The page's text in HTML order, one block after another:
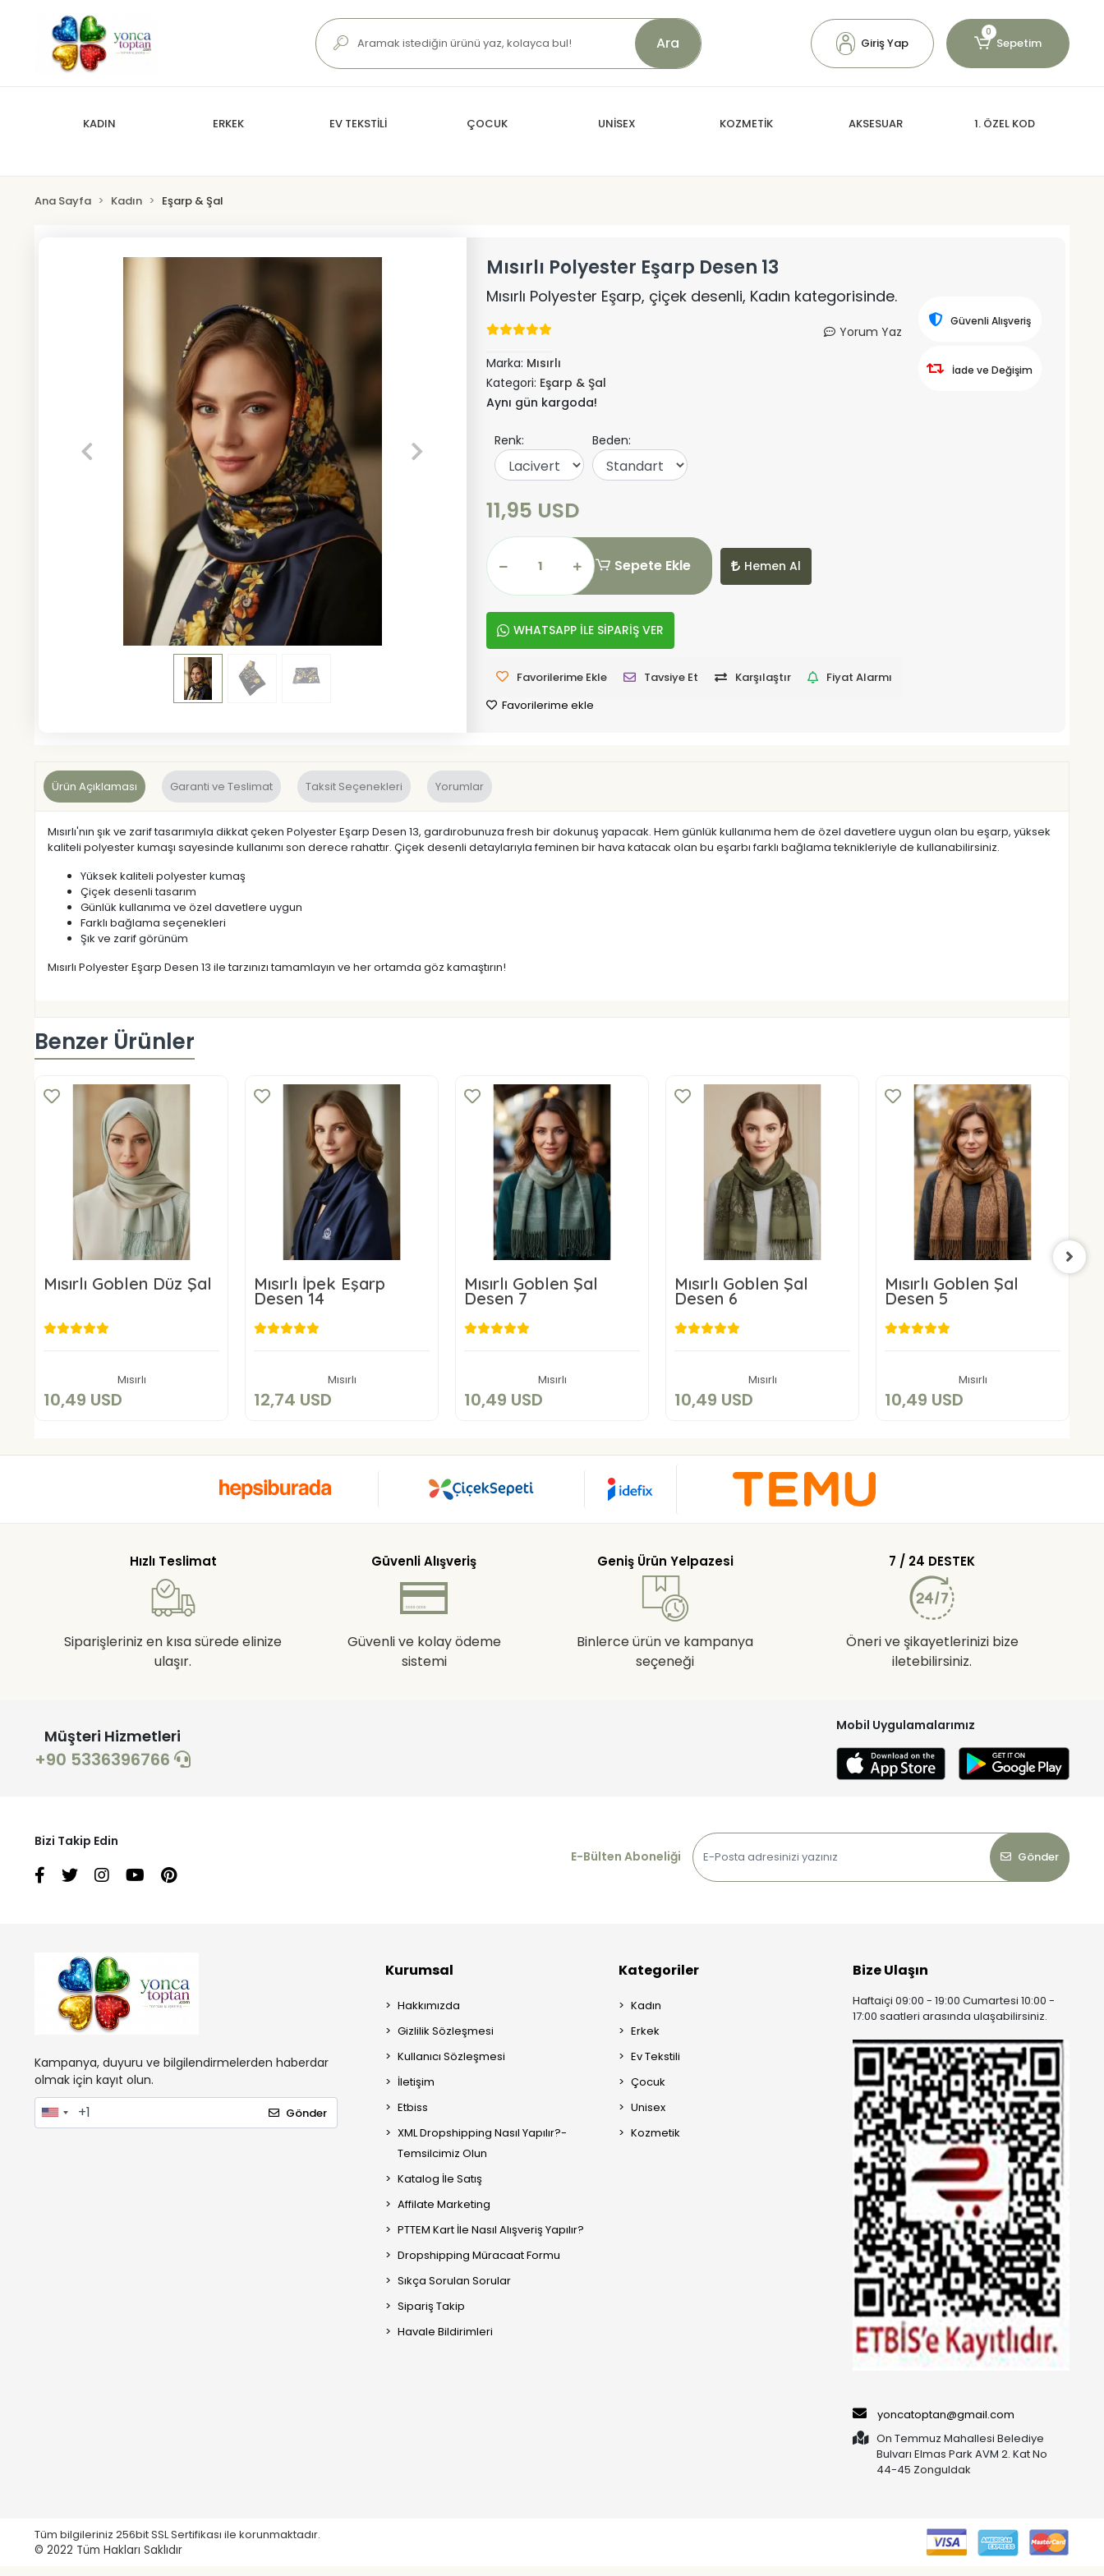
Ara Giriş Yap
0
Sepetim
KADIN ERKEK EV TEKSTİLİ ÇOCUK UNİSEX KOZMETİK AKSESUAR 1. ÖZEL KOD
Ana Sayfa Kadın Eşarp & Şal
Mısırlı Polyester Eşarp Desen 13
Mısırlı Polyester Eşarp, çiçek desenli, Kadın kategorisinde.
Yorum Yaz
Marka: Mısırlı
Kategori: Eşarp & Şal
Aynı gün kargoda!
Renk: Beden:
11,95 USD
Sepete Ekle Hemen Al
WHATSAPP İLE SİPARİŞ VER
Favorilerime Ekle Tavsiye Et Karşılaştır
Fiyat Alarmı
Favorilerime ekle
Güvenli Alışveriş
İade ve Değişim
Ürün Açıklaması Garanti ve Teslimat Taksit Seçenekleri Yorumlar
Mısırlı'nın şık ve zarif tasarımıyla dikkat çeken Polyester Eşarp Desen 13, gardırobunuza fresh bir dokunuş yapacak. Hem günlük kullanıma hem de özel davetlere uygun olan bu eşarp, yüksek
kaliteli polyester kumaşı sayesinde kullanımı son derece rahattır. Çiçek desenli detaylarıyla feminen bir hava katacak olan bu eşarbı farklı bağlama teknikleriyle de kullanabilirsiniz.
Yüksek kaliteli polyester kumaş
Çiçek desenli tasarım
Günlük kullanıma ve özel davetlere uygun
Farklı bağlama seçenekleri
Şık ve zarif görünüm
Mısırlı Polyester Eşarp Desen 13 ile tarzınızı tamamlayın ve her ortamda göz kamaştırın!
Benzer Ürünler
Mısırlı Goblen Düz Şal
Mısırlı
10,49 USD
Sepete Ekle
Mısırlı İpek Eşarp
Desen 14
Mısırlı
12,74 USD
Sepete Ekle
Mısırlı Goblen Şal
Desen 7
Mısırlı
10,49 USD
Sepete Ekle
Mısırlı Goblen Şal
Desen 6
Mısırlı
10,49 USD
Sepete Ekle
Mısırlı Goblen Şal
Desen 5
Mısırlı
10,49 USD
Sepete Ekle
Hızlı Teslimat
Siparişleriniz en kısa sürede elinize
ulaşır.
Güvenli Alışveriş
Güvenli ve kolay ödeme
sistemi
Geniş Ürün Yelpazesi
Binlerce ürün ve kampanya
seçeneği
7 / 24 DESTEK
Öneri ve şikayetlerinizi bize
iletebilirsiniz.
Müşteri Hizmetleri
+90 5336396766
Mobil Uygulamalarımız
Bizi Takip Edin
E-Bülten Aboneliği
Gönder
Kampanya, duyuru ve bilgilendirmelerden haberdar
olmak için kayıt olun.
Gönder
Kurumsal
Hakkımızda
Gizlilik Sözleşmesi
Kullanıcı Sözleşmesi
İletişim
Etbiss
XML Dropshipping Nasıl Yapılır?-
Temsilcimiz Olun
Katalog İle Satış
Affilate Marketing
PTTEM Kart İle Nasıl Alışveriş Yapılır?
Dropshipping Müracaat Formu
Sıkça Sorulan Sorular
Sipariş Takip
Havale Bildirimleri
Kategoriler
Kadın
Erkek
Ev Tekstili
Çocuk
Unisex
Kozmetik
Bize Ulaşın
Haftaiçi 09:00 - 19:00 Cumartesi 10:00 -
17:00 saatleri arasında ulaşabilirsiniz.
yoncatoptan@gmail.com
On Temmuz Mahallesi Belediye
Bulvarı Elmas Park AVM 2. Kat No
44-45 Zonguldak
Tüm bilgileriniz 256bit SSL Sertifikası ile korunmaktadır.
© 2022 Tüm Hakları Saklıdır